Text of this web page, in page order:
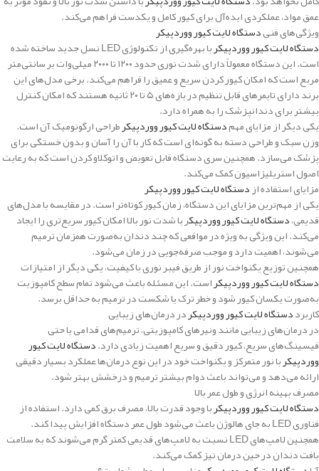
عمق مواد، عملکردی ایده‌آل برای کیور کامل و یکدست فراهم می‌کند.
ویژگی‌های فنیدستگاه لایت کیور ووردپیکر
دستگاه لایت کیور ووردپیکر با بهره‌گیری از تکنولوژی LED نسل جدید ساخته شده
است. این دستگاه معمولاً دارای شدت نوری حدود ۱۲۰۰ تا ۲۰۰۰ میلی‌وات بر سانتی‌متر
مربع است که امکان کیور کردن سریع و عمیق را فراهم می‌کند. برخی مدل‌های این
برند دارای تایمرهای قابل تنظیم در بازه‌های ۵ تا ۲۰ ثانیه هستند که امکان کنترل
بیشتر برای دندانپزشک را به همراه دارد.
یکی دیگر از مزایای مهمدستگاه لایت کیور ووردپیکرطراحی ارگونومیک آن است.
وزن سبک و طراحی دسته به گونه‌ای است که کار با آن را آسان و بدون خستگی برای
پزشک می‌سازد. همچنین سری دستگاه قابل تعویض و اتوکلاو کردن است که به رعایت
اصول استریلیزاسیون کمک می‌کند.
مزایای استفاده ازدستگاه لایت کیور ووردپیکر
یکی از مهم‌ترین مزایای این دستگاه، زمان کیور کوتاه‌تر است. در مقایسه با مدل‌های
قدیمی،دستگاه لایت کیور ووردپیکر با شدت نور بالا امکان کیور سریع‌تری را ایجاد
می‌کند. این ویژگی به ویژه در مواقعی که چند دندان به‌صورت همزمان ترمیم
می‌شوند، اهمیت دارد و موجب صرفه‌جویی در زمان می‌شود.
همچنین توزیع یکنواخت نور از طریق فیبر نوری با کیفیت، یکی دیگر از امتیازات
دستگاه لایت کیور ووردپیکراست. این مسئله باعث می‌شود تمام سطح کامپوزیت
به‌صورت یکسان کیور شود و خطر ترک یا شکست در ترمیم به حداقل برسد.
کاربرددستگاه لایت کیور ووردپیکردر درمان‌های زیبایی
در درمان‌های زیبایی مانند ونیرهای کامپوزیتی، ترمیم‌های قدامی یا حتی
فیسینگ‌های سریع، کیور دقیق و سریع اهمیت زیادی دارد.دستگاه لایت کیور
ووردپیکربا نور متمرکز و یکنواخت خود در این نوع درمان‌ها عملکرد بسیار دقیقی
ارائه می‌دهد و می‌تواند باعث دوام بیشتر ترمیم و درخشش بهتر شود.
مصرف بهینه انرژی و طول عمر بالا
دستگاه لایت کیور ووردپیکربا وجود قدرت بالا، مصرف برق کمی دارد. استفاده از
فناوری LED به جای هالوژن باعث می‌شود طول عمر دستگاه افزایش پیدا کند.
همچنین لامپ‌های LED نسبت به لامپ‌های قدیمی کمتر گرم می‌شوند که به سلامت
بافت دندان در حین درمان نیز کمک می‌کند.